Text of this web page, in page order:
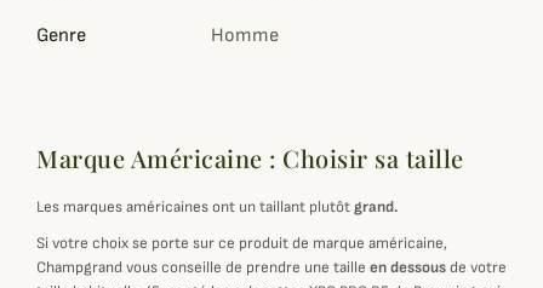
Genre Homme
Marque Américaine : Choisir sa taille
Les marques américaines ont un taillant plutôt grand.
Si votre choix se porte sur ce produit de marque américaine,
Champgrand vous conseille de prendre une taille en dessousde votre